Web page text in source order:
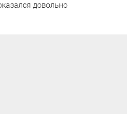
довольно